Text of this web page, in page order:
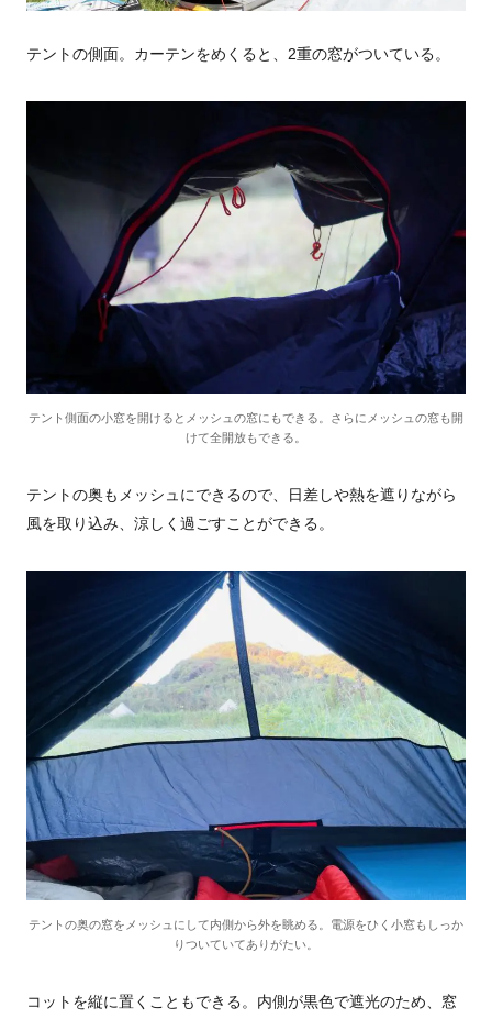
テントの側面。カーテンをめくると、2重の窓がついている。
テント側面の小窓を開けるとメッシュの窓にもできる。さらにメッシュの窓も開
けて全開放もできる。
テントの奥もメッシュにできるので、日差しや熱を遮りながら
風を取り込み、涼しく過ごすことができる。
テントの奥の窓をメッシュにして内側から外を眺める。電源をひく小窓もしっか
りついていてありがたい。
コットを縦に置くこともできる。内側が黒色で遮光のため、窓